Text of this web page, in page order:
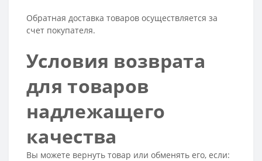
Обратная доставка товаров осуществляется за
счет покупателя.
Условия возврата
для товаров
надлежащего
качества
Вы можете вернуть товар или обменять его, если: